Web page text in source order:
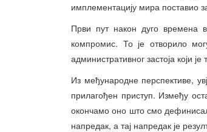
имплементацију мира поставио
Први пут након дуго времена
компромис. То је отворило
административног застоја који
Из међународне перспективе,
прилагођен приступ. Између
окончамо оно што смо
напредак, а тај напредак је